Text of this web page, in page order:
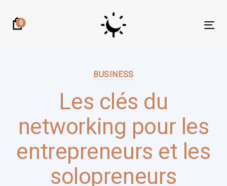
links
0
BUSINESS
Les clés du
networking pour les
entrepreneurs et les
solopreneurs